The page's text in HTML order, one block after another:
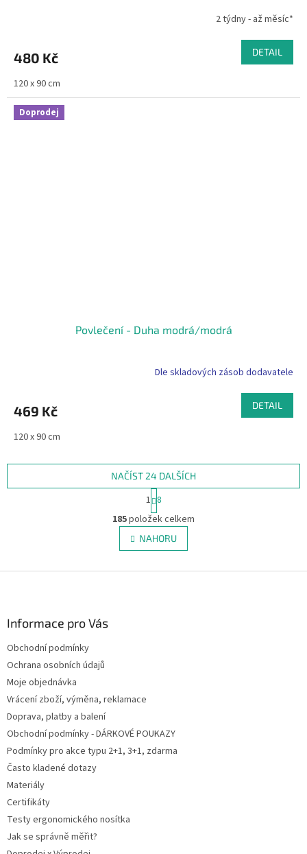
2 týdny - až měsíc*
480 Kč DETAIL
120 x 90 cm
Doprodej
Povlečení - Duha modrá/modrá
Dle skladových zásob dodavatele
469 Kč DETAIL
120 x 90 cm
O
v
l
á
s
u
NAČÍST 24 DALŠÍCH
S
t
r
á
n
k
v
1 8
185položek celkem
NAHORU
Informace pro Vás
Obchodní podmínky
Ochrana osobních údajů
Moje objednávka
Vrácení zboží, výměna, reklamace
Doprava, platby a balení
Obchodní podmínky - DÁRKOVÉ POUKAZY
Podmínky pro akce typu 2+1, 3+1, zdarma
Často kladené dotazy
Materiály
Certifikáty
Testy ergonomického nosítka
Jak se správně měřit?